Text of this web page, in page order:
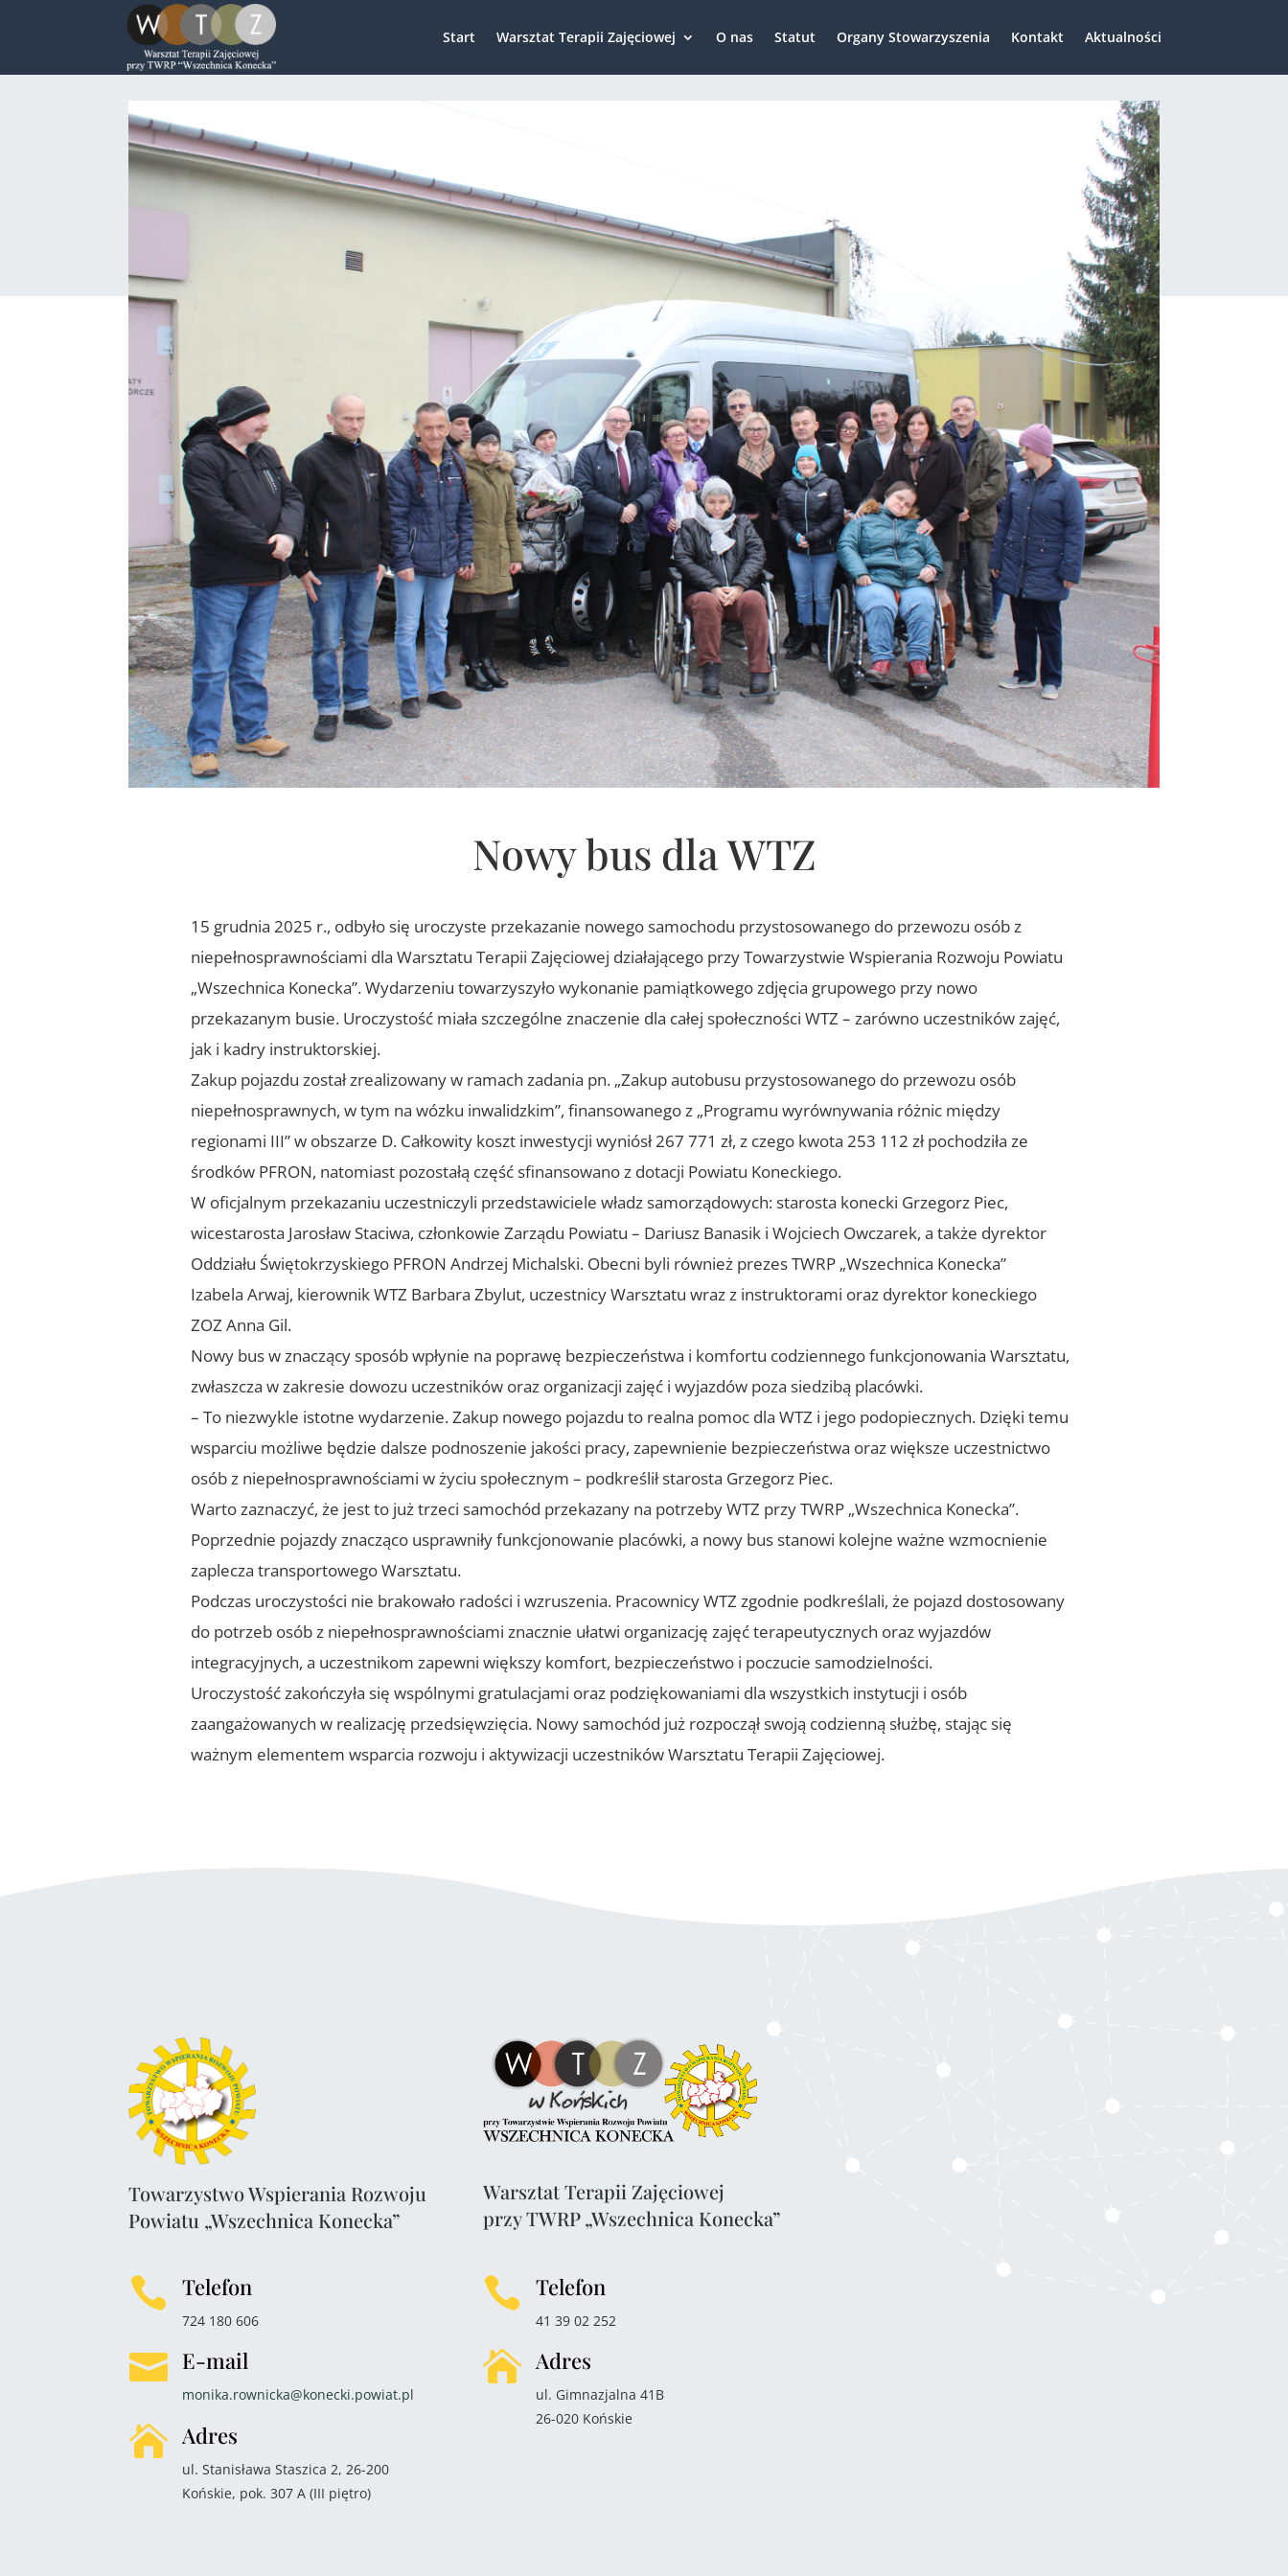
Start Warsztat Terapii Zajęciowej O nas Statut Organy Stowarzyszenia Kontakt Aktualności
Nowy bus dla WTZ
15 grudnia 2025 r., odbyło się uroczyste przekazanie nowego samochodu przystosowanego do przewozu osób z
niepełnosprawnościami dla Warsztatu Terapii Zajęciowej działającego przy Towarzystwie Wspierania Rozwoju Powiatu
„Wszechnica Konecka”. Wydarzeniu towarzyszyło wykonanie pamiątkowego zdjęcia grupowego przy nowo
przekazanym busie. Uroczystość miała szczególne znaczenie dla całej społeczności WTZ – zarówno uczestników zajęć,
jak i kadry instruktorskiej.
Zakup pojazdu został zrealizowany w ramach zadania pn. „Zakup autobusu przystosowanego do przewozu osób
niepełnosprawnych, w tym na wózku inwalidzkim”, finansowanego z „Programu wyrównywania różnic między
regionami III” w obszarze D. Całkowity koszt inwestycji wyniósł 267 771 zł, z czego kwota 253 112 zł pochodziła ze
środków PFRON, natomiast pozostałą część sfinansowano z dotacji Powiatu Koneckiego.
W oficjalnym przekazaniu uczestniczyli przedstawiciele władz samorządowych: starosta konecki Grzegorz Piec,
wicestarosta Jarosław Staciwa, członkowie Zarządu Powiatu – Dariusz Banasik i Wojciech Owczarek, a także dyrektor
Oddziału Świętokrzyskiego PFRON Andrzej Michalski. Obecni byli również prezes TWRP „Wszechnica Konecka”
Izabela Arwaj, kierownik WTZ Barbara Zbylut, uczestnicy Warsztatu wraz z instruktorami oraz dyrektor koneckiego
ZOZ Anna Gil.
Nowy bus w znaczący sposób wpłynie na poprawę bezpieczeństwa i komfortu codziennego funkcjonowania Warsztatu,
zwłaszcza w zakresie dowozu uczestników oraz organizacji zajęć i wyjazdów poza siedzibą placówki.
– To niezwykle istotne wydarzenie. Zakup nowego pojazdu to realna pomoc dla WTZ i jego podopiecznych. Dzięki temu
wsparciu możliwe będzie dalsze podnoszenie jakości pracy, zapewnienie bezpieczeństwa oraz większe uczestnictwo
osób z niepełnosprawnościami w życiu społecznym – podkreślił starosta Grzegorz Piec.
Warto zaznaczyć, że jest to już trzeci samochód przekazany na potrzeby WTZ przy TWRP „Wszechnica Konecka”.
Poprzednie pojazdy znacząco usprawniły funkcjonowanie placówki, a nowy bus stanowi kolejne ważne wzmocnienie
zaplecza transportowego Warsztatu.
Podczas uroczystości nie brakowało radości i wzruszenia. Pracownicy WTZ zgodnie podkreślali, że pojazd dostosowany
do potrzeb osób z niepełnosprawnościami znacznie ułatwi organizację zajęć terapeutycznych oraz wyjazdów
integracyjnych, a uczestnikom zapewni większy komfort, bezpieczeństwo i poczucie samodzielności.
Uroczystość zakończyła się wspólnymi gratulacjami oraz podziękowaniami dla wszystkich instytucji i osób
zaangażowanych w realizację przedsięwzięcia. Nowy samochód już rozpoczął swoją codzienną służbę, stając się
ważnym elementem wsparcia rozwoju i aktywizacji uczestników Warsztatu Terapii Zajęciowej.
Towarzystwo Wspierania Rozwoju
Powiatu „Wszechnica Konecka”
Warsztat Terapii Zajęciowej
przy TWRP „Wszechnica Konecka”
 Telefon
724 180 606
 E-mail
monika.rownicka@konecki.powiat.pl
 Adres
ul. Stanisława Staszica 2, 26-200
Końskie, pok. 307 A (III piętro)
 Telefon
41 39 02 252
 Adres
ul. Gimnazjalna 41B
26-020 Końskie